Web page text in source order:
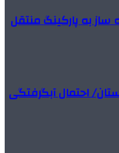
ساز به پارکینگ منتقل
و رعد و برق در ۲۴ استان/ احتمال آبگرفتگی